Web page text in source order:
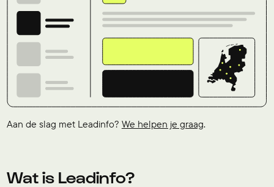
Aan de slag met Leadinfo? We helpen je graag.
Wat is Leadinfo?